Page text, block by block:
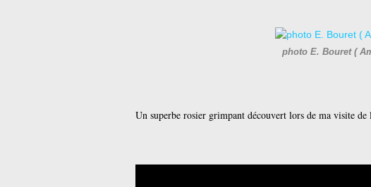
photo E. Bouret (
Un superbe rosier grimpant découvert lors de ma visite